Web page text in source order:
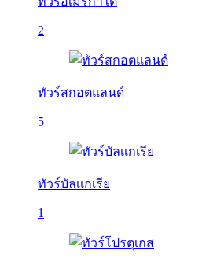
2
ทัวร์สกอตแลนด์
5
ทัวร์บัลเเกเรีย
1